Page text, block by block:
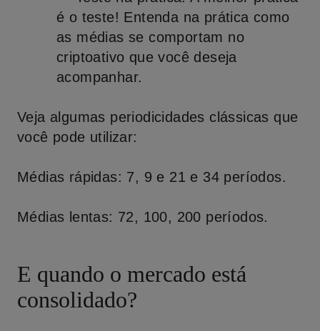
é o teste! Entenda na prática como
as médias se comportam no
criptoativo que você deseja
acompanhar.
Veja algumas periodicidades clássicas que
você pode utilizar:
Médias rápidas: 7, 9 e 21 e 34 períodos.
Médias lentas: 72, 100, 200 períodos.
E quando o mercado está
consolidado?